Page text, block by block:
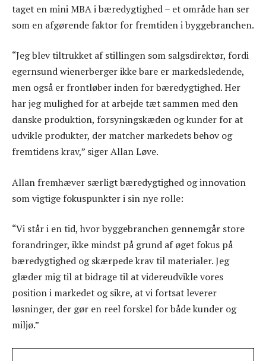
taget en mini MBA i bæredygtighed – et område han ser
som en afgørende faktor for fremtiden i byggebranchen.
“Jeg blev tiltrukket af stillingen som salgsdirektør, fordi
egernsund wienerberger ikke bare er markedsledende,
men også er frontløber inden for bæredygtighed. Her
har jeg mulighed for at arbejde tæt sammen med den
danske produktion, forsyningskæden og kunder for at
udvikle produkter, der matcher markedets behov og
fremtidens krav,” siger Allan Løve.
Allan fremhæver særligt bæredygtighed og innovation
som vigtige fokuspunkter i sin nye rolle:
“Vi står i en tid, hvor byggebranchen gennemgår store
forandringer, ikke mindst på grund af øget fokus på
bæredygtighed og skærpede krav til materialer. Jeg
glæder mig til at bidrage til at videreudvikle vores
position i markedet og sikre, at vi fortsat leverer
løsninger, der gør en reel forskel for både kunder og
miljø.”